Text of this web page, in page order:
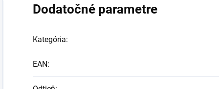
Dodatočné parametre
Kategória:
EAN: